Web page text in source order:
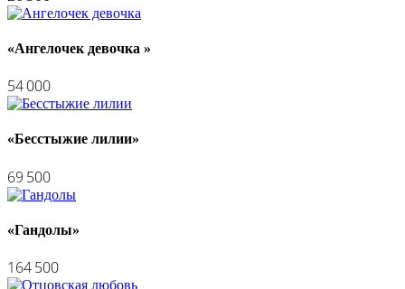
«Ангелочек девочка »
54 000
«Бесстыжие лилии»
69 500
«Гандолы»
164 500